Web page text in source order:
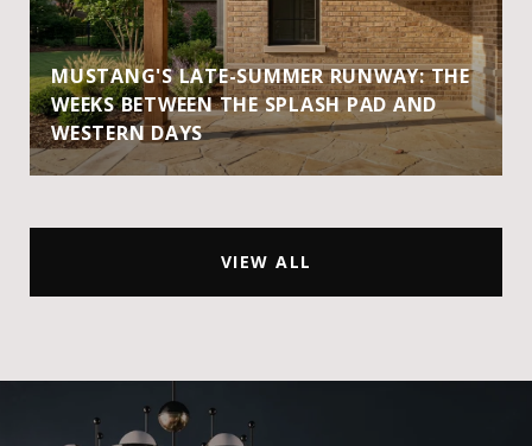
MUSTANG'S LATE-SUMMER RUNWAY: THE
WEEKS BETWEEN THE SPLASH PAD AND
WESTERN DAYS
VIEW ALL